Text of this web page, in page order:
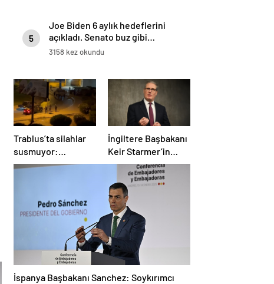
5
Joe Biden 6 aylık hedeflerini
açıkladı. Senato buz gibi…
3158 kez okundu
Trablus’ta silahlar
susmuyor:
Çatışmalar
İngiltere Başbakanı
Keir Starmer’in
evinde yangın çıktı
İspanya Başbakanı Sanchez: Soykırımcı